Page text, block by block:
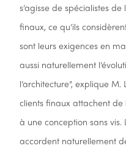
s’agisse de spécialistes
finaux, ce qu’ils
sont leurs exigences en
aussi naturellement
l’architecture”, explique M.
clients finaux attachent
à une conception sans vis.
accordent naturellement